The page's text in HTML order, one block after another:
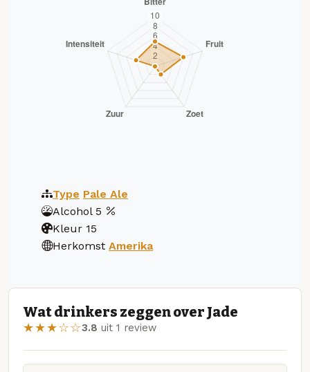
Type Pale Ale
Alcohol 5
Kleur 15
Herkomst Amerika
Wat drinkers zeggen over Jade
★★★☆☆3.8 uit 1 review